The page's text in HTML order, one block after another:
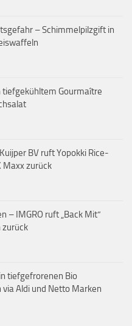
– Schimmelpilzgift in
tiefgekühltem Gourmaître
BV ruft Yopokki Rice-
Maxx zurück
– IMGRO ruft „Back Mit“
zurück
tiefgefrorenen Bio
Aldi und Netto Marken